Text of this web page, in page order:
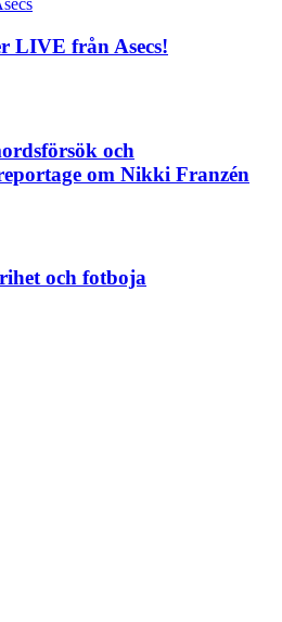
LIVE från Asecs!
och
om Nikki Franzén
och fotboja